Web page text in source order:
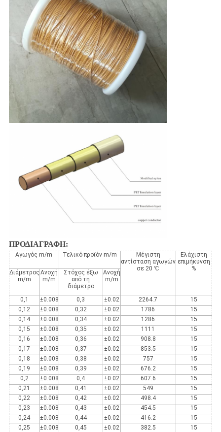
ΠΡΟΔΙΑΓΡΑΦΗ:
Αγωγός m/m Τελικό προϊόν m/m
Μέγιστη
αντίσταση αγωγών
σε 20 ℃
Ελάχιστη
επιμήκυνση
%
Διάμετρος
m/m
Ανοχή
m/m
Στόχος έξω
από τη
διάμετρο
Ανοχή
m/m
0,1 ±0.008 0,3 ±0.02 2264.7
15
0,12
±0.008 0,32 ±0.02 1786
15
0,14
±0.008 0,34 ±0.02 1286
15
0,15
±0.008 0,35 ±0.02 1111
15
0,16
±0.008 0,36 ±0.02 908.8
15
0,17
±0.008 0,37 ±0.02 853.5
15
0,18
±0.008 0,38 ±0.02 757
15
0,19
±0.008 0,39 ±0.02 676.2
15
0,2
±0.008 0,4 ±0.02 607.6
15
0,21
±0.008 0,41 ±0.02 549
15
0,22
±0.008 0,42 ±0.02 498.4
15
0,23
±0.008 0,43 ±0.02 454.5
15
0,24
±0.008 0,44 ±0.02 416.2
15
0,25
±0.008 0,45 ±0.02 382.5
15